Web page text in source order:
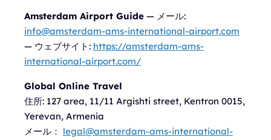
Amsterdam Airport Guide — メール:
info@amsterdam-ams-international-airport.com
— ウェブサイト: https://amsterdam-ams-
international-airport.com/
Global Online Travel
住所: 127 area, 11/11 Argishti street, Kentron 0015,
Yerevan, Armenia
メール： legal@amsterdam-ams-international-